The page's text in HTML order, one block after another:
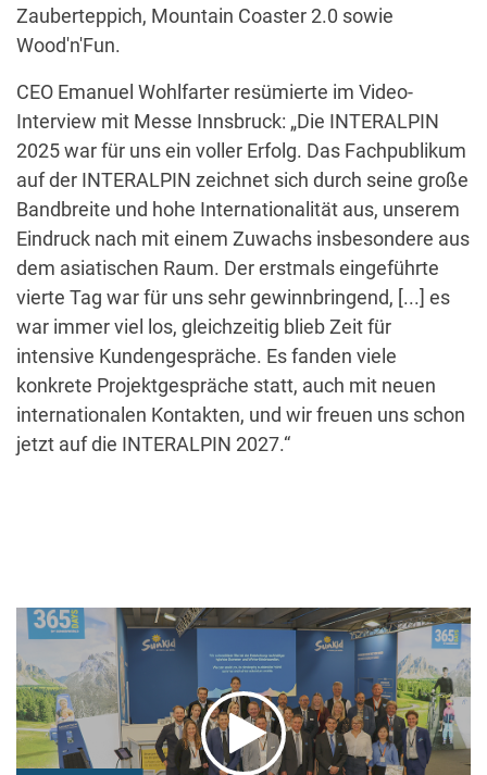
Zauberteppich, Mountain Coaster 2.0 sowie
Wood'n'Fun.
CEO Emanuel Wohlfarter resümierte im Video-
Interview mit Messe Innsbruck: „Die INTERALPIN
2025 war für uns ein voller Erfolg. Das Fachpublikum
auf der INTERALPIN zeichnet sich durch seine große
Bandbreite und hohe Internationalität aus, unserem
Eindruck nach mit einem Zuwachs insbesondere aus
dem asiatischen Raum. Der erstmals eingeführte
vierte Tag war für uns sehr gewinnbringend, [...] es
war immer viel los, gleichzeitig blieb Zeit für
intensive Kundengespräche. Es fanden viele
konkrete Projektgespräche statt, auch mit neuen
internationalen Kontakten, und wir freuen uns schon
jetzt auf die INTERALPIN 2027.“